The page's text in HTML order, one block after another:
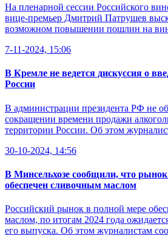
На пленарной сессии Российского
вице-премьер Дмитрий Патрушев
возможном повышении пошлин на
7-11-2024, 15:06
В Кремле не ведется дискуссия о
России
В администрации президента РФ не
сокращении времени продажи
территории России. Об этом
30-10-2024, 14:56
В Минсельхозе сообщили, что
обеспечен сливочным маслом
Российский рынок в полной мере
маслом, по итогам 2024 года
его выпуска. Об этом журналистам